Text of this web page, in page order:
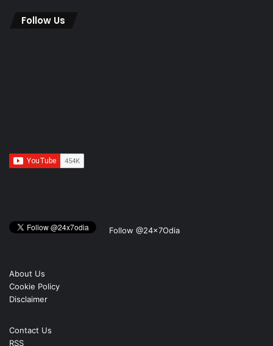
Follow Us
Follow @24x7Odia
About Us
Cookie Policy
Disclaimer
Contact Us
RSS